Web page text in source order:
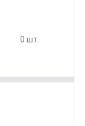
0 шт.